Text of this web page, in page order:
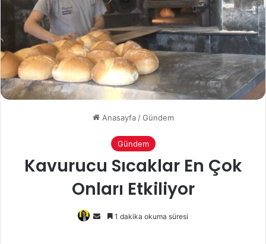
Anasayfa / Gündem
Gündem
Kavurucu Sıcaklar En Çok
Onları Etkiliyor
Bir
1 dakika okuma süresi